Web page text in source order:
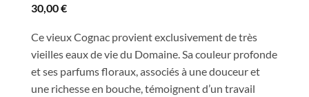
30,00€
Ce vieux Cognac provient exclusivement de très
vieilles eaux de vie du Domaine. Sa couleur profonde
et ses parfums floraux, associés à une douceur et
une richesse en bouche, témoignent d’un travail